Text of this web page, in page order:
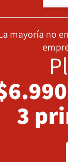
mayoría no
3